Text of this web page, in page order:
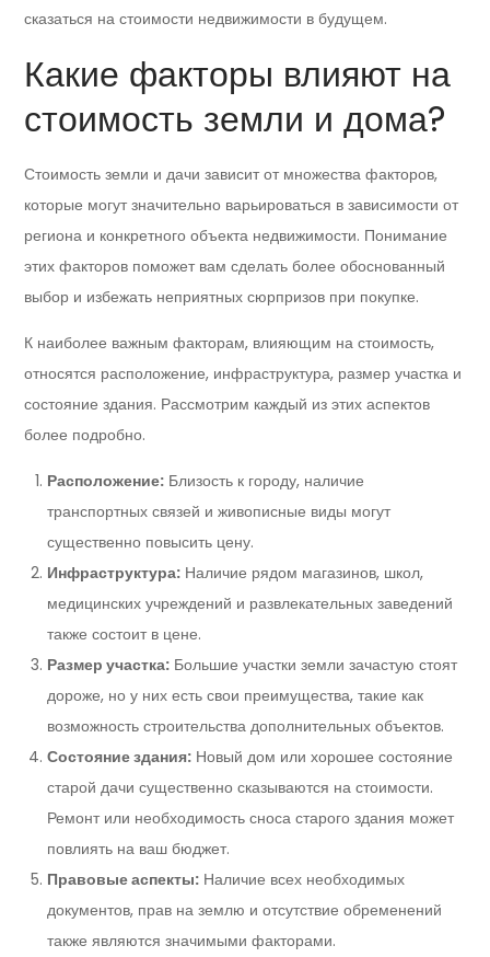
сказаться на стоимости недвижимости в будущем.
Какие факторы влияют на
стоимость земли и дома?
Стоимость земли и дачи зависит от множества факторов,
которые могут значительно варьироваться в зависимости от
региона и конкретного объекта недвижимости. Понимание
этих факторов поможет вам сделать более обоснованный
выбор и избежать неприятных сюрпризов при покупке.
К наиболее важным факторам, влияющим на стоимость,
относятся расположение, инфраструктура, размер участка и
состояние здания. Рассмотрим каждый из этих аспектов
более подробно.
Расположение: Близость к городу, наличие
транспортных связей и живописные виды могут
существенно повысить цену.
Инфраструктура: Наличие рядом магазинов, школ,
медицинских учреждений и развлекательных заведений
также состоит в цене.
Размер участка: Большие участки земли зачастую стоят
дороже, но у них есть свои преимущества, такие как
возможность строительства дополнительных объектов.
Состояние здания: Новый дом или хорошее состояние
старой дачи существенно сказываются на стоимости.
Ремонт или необходимость сноса старого здания может
повлиять на ваш бюджет.
Правовые аспекты: Наличие всех необходимых
документов, прав на землю и отсутствие обременений
также являются значимыми факторами.